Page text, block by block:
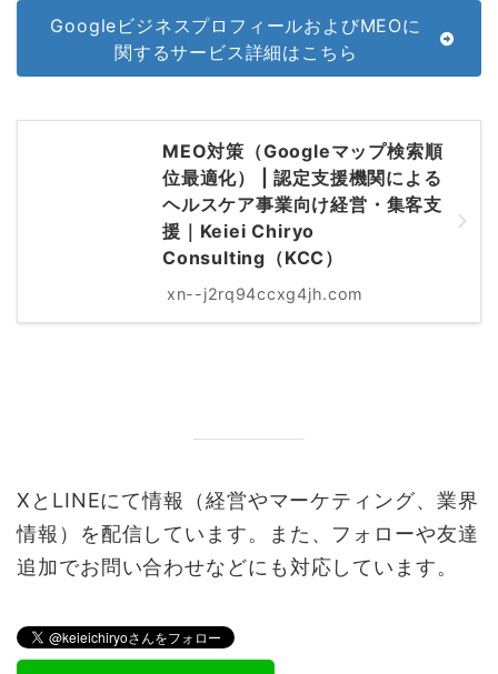
GoogleビジネスプロフィールおよびMEOに
関するサービス詳細はこちら
MEO対策（Googleマップ検索順
位最適化） | 認定支援機関による
ヘルスケア事業向け経営・集客支
援｜Keiei Chiryo
Consulting（KCC）
xn--j2rq94ccxg4jh.com
XとLINEにて情報（経営やマーケティング、業界
情報）を配信しています。また、フォローや友達
追加でお問い合わせなどにも対応しています。